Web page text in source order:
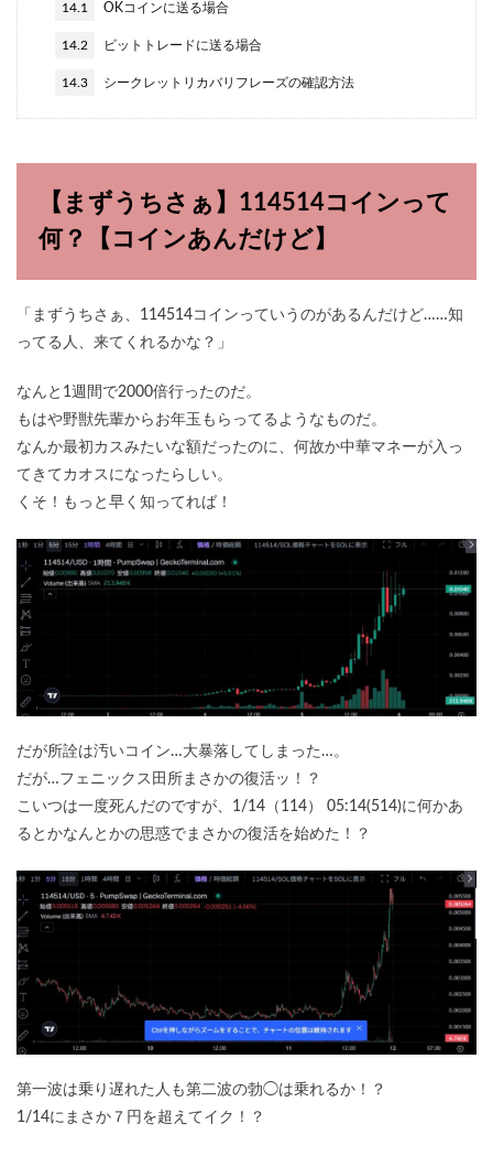
14.1 OKコインに送る場合
14.2 ビットトレードに送る場合
14.3 シークレットリカバリフレーズの確認方法
【まずうちさぁ】114514コインって
何？【コインあんだけど】
「まずうちさぁ、114514コインっていうのがあるんだけど……知
ってる人、来てくれるかな？」
なんと1週間で2000倍行ったのだ。
もはや野獣先輩からお年玉もらってるようなものだ。
なんか最初カスみたいな額だったのに、何故か中華マネーが入っ
てきてカオスになったらしい。
くそ！もっと早く知ってれば！
だが所詮は汚いコイン…大暴落してしまった…。
だが…フェニックス田所まさかの復活ッ！？
こいつは一度死んだのですが、1/14（114） 05:14(514)に何かあ
るとかなんとかの思惑でまさかの復活を始めた！？
第一波は乗り遅れた人も第二波の勃◯は乗れるか！？
1/14にまさか７円を超えてイク！？